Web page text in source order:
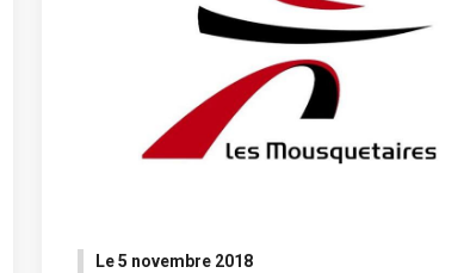
Le 5 novembre 2018